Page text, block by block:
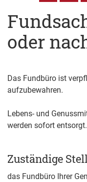
oder
Das Fundbüro ist
aufzubewahren.
Lebens- und
werden sofort entsorgt.
Zuständige
das Fundbüro Ihrer